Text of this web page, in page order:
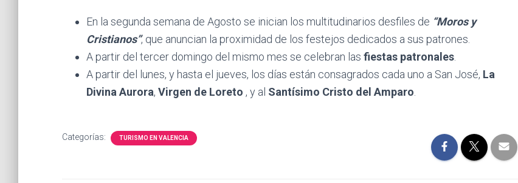
En la segunda semana de Agosto se inician los multitudinarios desfiles de “Moros y
Cristianos”, que anuncian la proximidad de los festejos dedicados a sus patrones.
A partir del tercer domingo del mismo mes se celebran las fiestas patronales
A partir del lunes, y hasta el jueves, los días están consagrados cada uno a San José, La
Divina Aurora, Virgen de Loreto , y al Santísimo Cristo del Amparo
Categorías: TURISMO EN VALENCIA